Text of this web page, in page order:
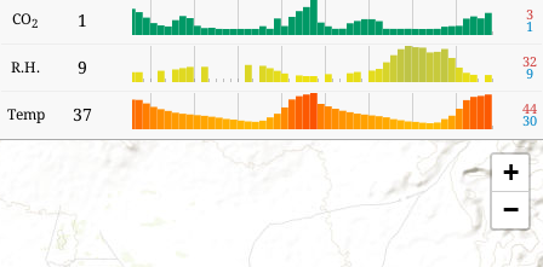
CO2 1 3
1
R.H. 9 32
9
Temp 37 44
30
+
−